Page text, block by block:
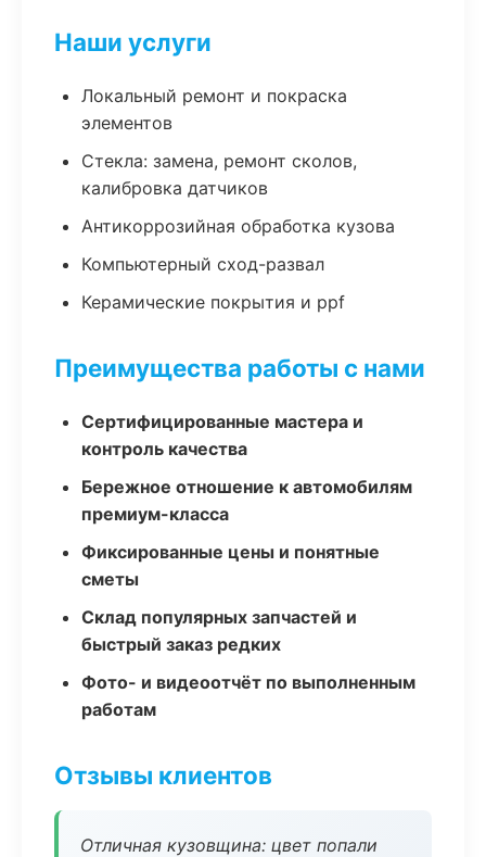
Наши услуги
Локальный ремонт и покраска
элементов
Стекла: замена, ремонт сколов,
калибровка датчиков
Антикоррозийная обработка кузова
Компьютерный сход-развал
Керамические покрытия и ppf
Преимущества работы с нами
Сертифицированные мастера и
контроль качества
Бережное отношение к автомобилям
премиум-класса
Фиксированные цены и понятные
сметы
Склад популярных запчастей и
быстрый заказ редких
Фото- и видеоотчёт по выполненным
работам
Отзывы клиентов
Отличная кузовщина: цвет попали